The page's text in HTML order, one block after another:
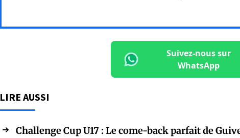
Suivez-nous sur
WhatsApp
LIRE AUSSI
Challenge Cup U17 : Le come-back parfait de